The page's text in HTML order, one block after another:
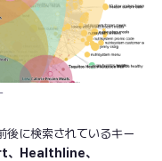
に検索されているキー
、Healthline、